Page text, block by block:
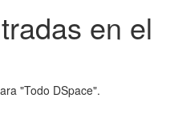
en el
"Todo DSpace".